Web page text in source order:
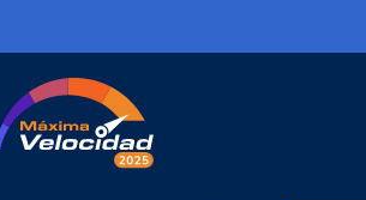
Ministerio TIC